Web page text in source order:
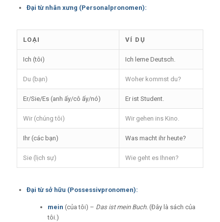
Đại từ nhân xưng (Personalpronomen):
LOẠI VÍ DỤ
Ich (tôi) Ich lerne Deutsch.
Du (bạn) Woher kommst du?
Er/Sie/Es (anh ấy/cô ấy/nó) Er ist Student.
Wir (chúng tôi) Wir gehen ins Kino.
Ihr (các bạn) Was macht ihr heute?
Sie (lịch sự) Wie geht es Ihnen?
Đại từ sở hữu (Possessivpronomen):
mein (của tôi) – Das ist mein Buch.(Đây là sách của
tôi.)